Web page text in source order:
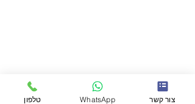
הזמנות בווצאפ:
050-47-57-365
051-296-2006
טלפון WhatsApp צור קשר